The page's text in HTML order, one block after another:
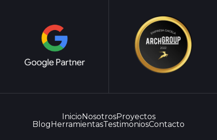
InicioNosotrosProyectos
BlogHerramientasTestimoniosContacto